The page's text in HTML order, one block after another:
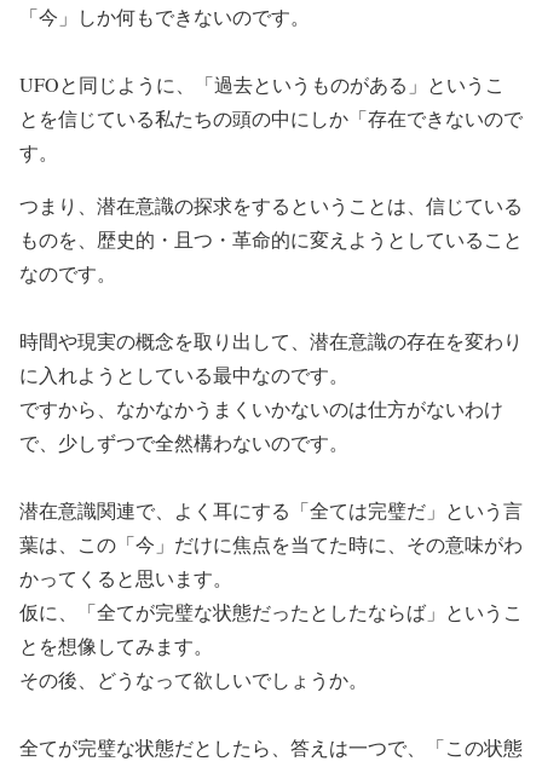
「今」しか何もできないのです。
UFOと同じように、「過去というものがある」というこ
とを信じている私たちの頭の中にしか「存在できないので
す。
つまり、潜在意識の探求をするということは、信じている
ものを、歴史的・且つ・革命的に変えようとしていること
なのです。
時間や現実の概念を取り出して、潜在意識の存在を変わり
に入れようとしている最中なのです。
ですから、なかなかうまくいかないのは仕方がないわけ
で、少しずつで全然構わないのです。
潜在意識関連で、よく耳にする「全ては完璧だ」という言
葉は、この「今」だけに焦点を当てた時に、その意味がわ
かってくると思います。
仮に、「全てが完璧な状態だったとしたならば」というこ
とを想像してみます。
その後、どうなって欲しいでしょうか。
全てが完璧な状態だとしたら、答えは一つで、「この状態